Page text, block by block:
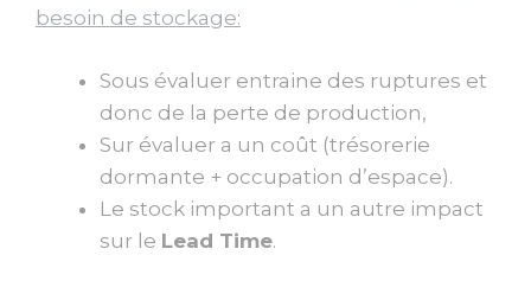
besoin de stockage:
Sous évaluer entraine des ruptures et
donc de la perte de production,
Sur évaluer a un coût (trésorerie
dormante + occupation d’espace).
Le stock important a un autre impact
sur le Lead Time.